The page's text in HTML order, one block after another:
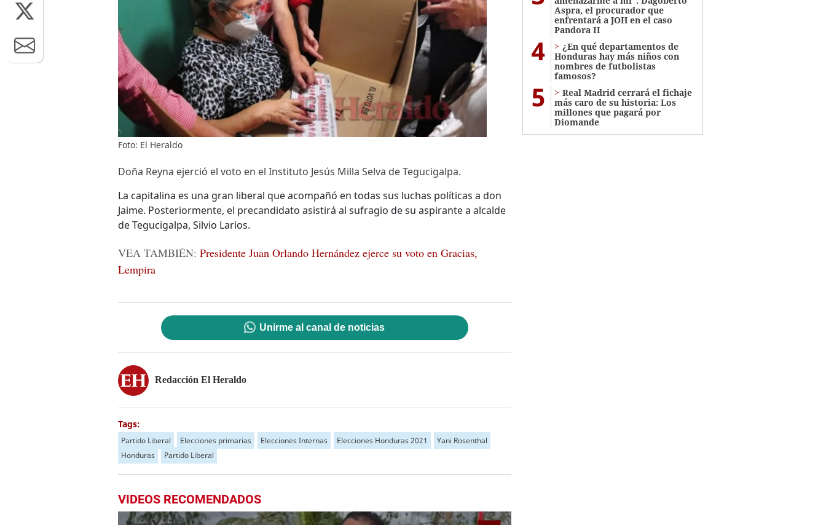
Foto: El Heraldo
Doña Reyna ejerció el voto en el Instituto Jesús Milla Selva de Tegucigalpa.
La capitalina es una gran liberal que acompañó en todas sus luchas políticas a don
Jaime. Posteriormente, el precandidato asistirá al sufragio de su aspirante a alcalde
de Tegucigalpa, Silvio Larios.
VEA TAMBIÉN: Presidente Juan Orlando Hernández ejerce su voto en Gracias,
Lempira
Unirme al canal de noticias
Redacción El Heraldo
Tags:
Partido Liberal Elecciones primarias Elecciones Internas Elecciones Honduras 2021
Yani Rosenthal
Honduras
Partido Liberal
VIDEOS RECOMENDADOS
Aspra, el procurador que
enfrentará a JOH en el caso
Pandora II
4
¿En qué departamentos de
Honduras hay más niños con
nombres de futbolistas
famosos?
5
Real Madrid cerrará el fichaje
más caro de su historia: Los
millones que pagará por
Diomande